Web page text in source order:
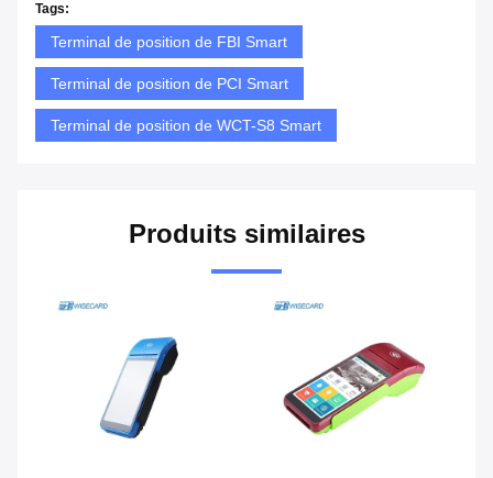
Tags:
Terminal de position de FBI Smart
Terminal de position de PCI Smart
Terminal de position de WCT-S8 Smart
Produits similaires